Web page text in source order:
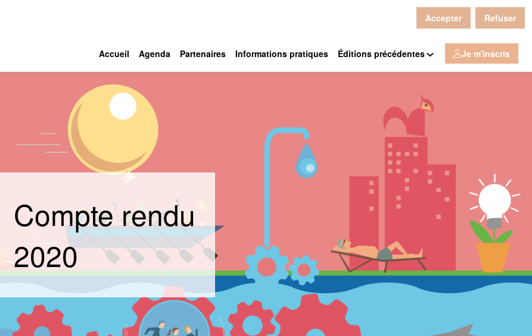
Accueil Agenda Partenaires Informations pratiques Éditions précédentes Je m'inscris
Compte rendu
2020
Accepter Refuser